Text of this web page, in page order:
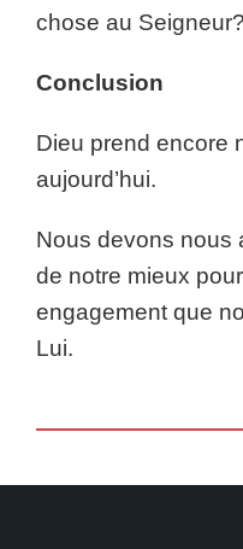
chose au Seigneur?
Conclusion
Dieu prend encore
aujourd’hui.
Nous devons nous
de notre mieux
engagement que
Lui.